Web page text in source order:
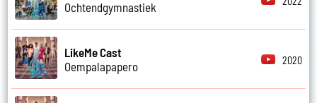
Ochtendgymnastiek
LikeMe Cast
Oempalapapero
2020